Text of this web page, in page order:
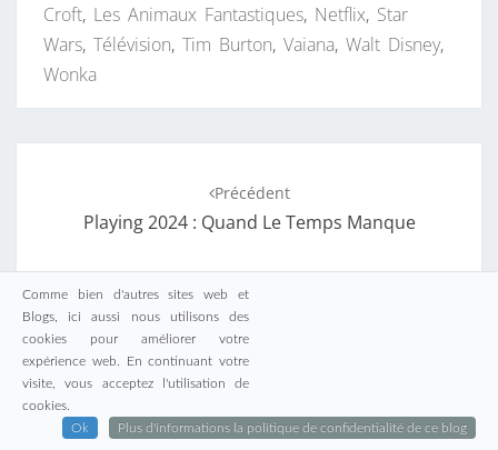
Croft, Les Animaux Fantastiques, Netflix, Star
Wars, Télévision, Tim Burton, Vaiana, Walt Disney,
Wonka
d'article
Précédent
Playing 2024 : Quand Le Temps Manque
Suivant
Planifications Bloquées Sur L’aspirateur Dreame
D10 Plus
Comme bien d'autres sites web et
Blogs, ici aussi nous utilisons des
cookies pour améliorer votre
expérience web. En continuant votre
visite, vous acceptez l'utilisation de
cookies.
Ok
Plus d'informations la politique de confidentialité de ce blog